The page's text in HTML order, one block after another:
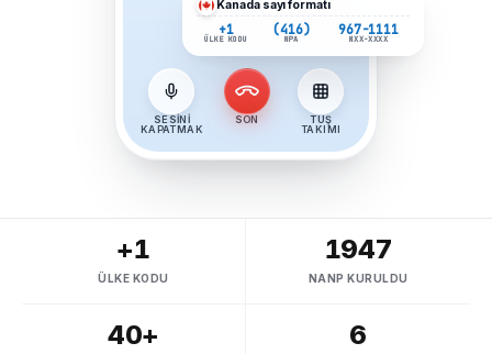
SESINI
KAPATMAK
SON
TUŞ
TAKIMI
Kanadasayı formatı
+1
ÜLKE KODU
(416)
NPA
967-1111
NXX-XXXX
+1
ÜLKE KODU
1947
NANP KURULDU
40+ 6